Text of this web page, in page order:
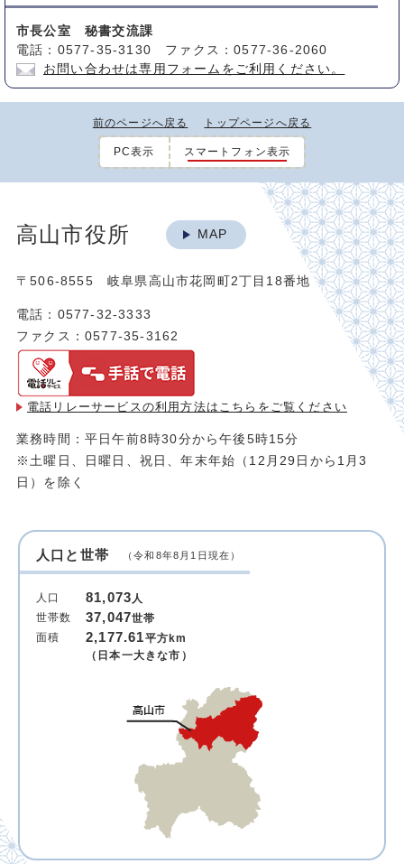
市長公室 秘書交流課
電話：0577-35-3130 ファクス：0577-36-2060
お問い合わせは専用フォームをご利用ください。
前のページへ戻る トップページへ戻る
PC表示 スマートフォン表示
高山市役所 MAP
〒506-8555 岐阜県高山市花岡町2丁目18番地
電話：0577-32-3333
ファクス：0577-35-3162
電話リレーサービスの利用方法は こちらをご覧ください
業務時間：平日午前8時30分から午後5時15分
※土曜日、日曜日、祝日、年末年始（12月29日から1月3
日）を除く
人口と世帯 （令和8年8月1日現在）
人口 81,073人
世帯数
37,047世帯
面積
2,177.61平方km
（日本一大きな市）